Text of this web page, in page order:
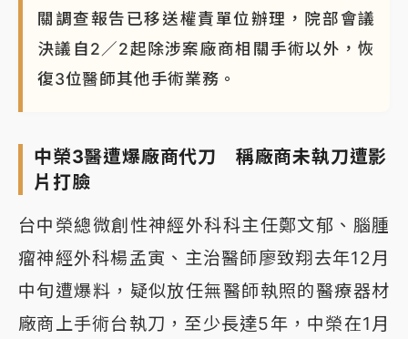
關調查報告已移送權責單位辦理，院部會議
決議自2／2起除涉案廠商相關手術以外，恢
復3位醫師其他手術業務。
中榮3醫遭爆廠商代刀 稱廠商未執刀遭影
片打臉
台中榮總微創性神經外科科主任鄭文郁、腦腫
瘤神經外科楊孟寅、主治醫師廖致翔去年12月
中旬遭爆料，疑似放任無醫師執照的醫療器材
廠商上手術台執刀，至少長達5年，中榮在1月